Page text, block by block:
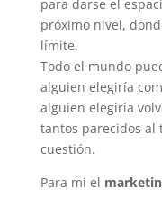
para darse el
próximo nivel,
límite.
Todo el mundo
alguien elegiría
alguien elegiría
tantos parecidos al
cuestión.
Para mi el